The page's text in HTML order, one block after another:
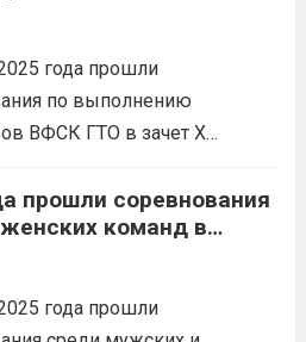
Участницы прошли
ступени. Мы увидели
усилия...
игр МО
года прошли
по выполнению
ВФСК ГТО в зачет X
район в 2025 году. В
выходные жители сельских
собрались, чтобы
и стремление к
прошли соревнования
команд в
предприятий,
включающие в
года прошли